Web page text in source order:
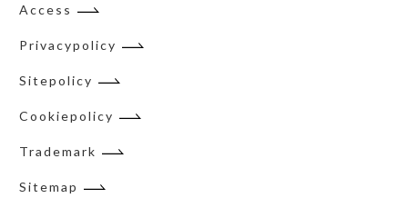
Access
Privacypolicy
Sitepolicy
Cookiepolicy
Trademark
Sitemap